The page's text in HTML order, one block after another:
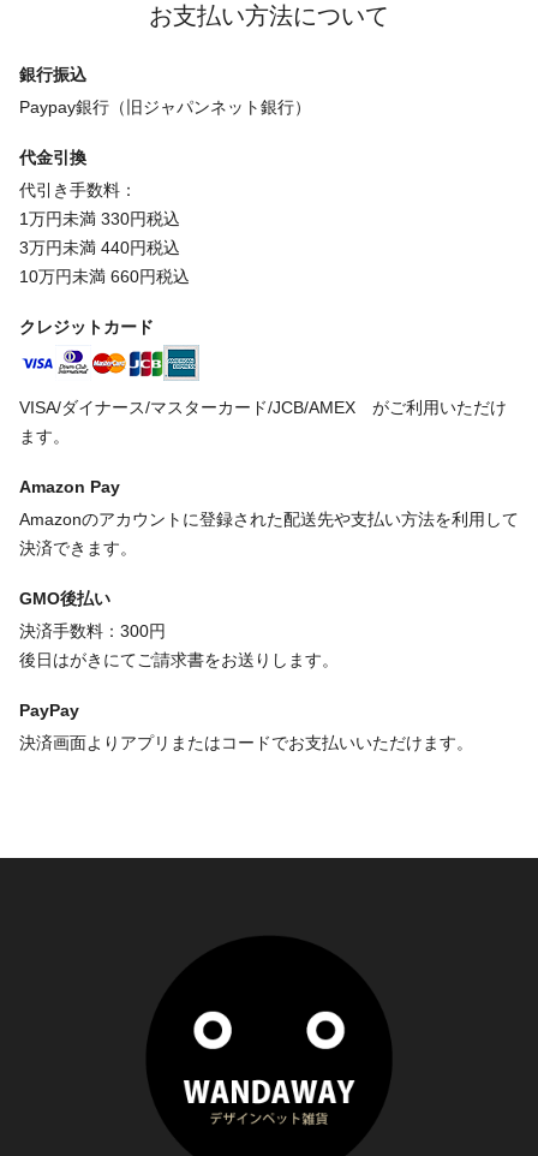
お支払い方法について
銀行振込
Paypay銀行（旧ジャパンネット銀行）
代金引換
代引き手数料：
1万円未満 330円税込
3万円未満 440円税込
10万円未満 660円税込
クレジットカード
VISA/ダイナース/マスターカード/JCB/AMEX がご利用いただけ
ます。
Amazon Pay
Amazonのアカウントに登録された配送先や支払い方法を利用して
決済できます。
GMO後払い
決済手数料：300円
後日はがきにてご請求書をお送りします。
PayPay
決済画面よりアプリまたはコードでお支払いいただけます。